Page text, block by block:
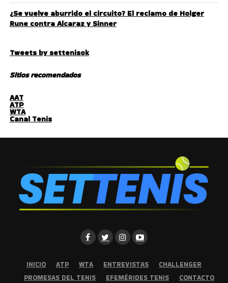
¿Se vuelve aburrido el circuito? El reclamo de Holger
Rune contra Alcaraz y Sinner
Tweets by settenisok
Sitios recomendados
AAT
ATP
WTA
Canal Tenis
INICIO ATP WTA ENTREVISTAS
CHALLENGER
PROMESAS DEL TENIS
EFEMÉRIDES TENIS CONTACTO